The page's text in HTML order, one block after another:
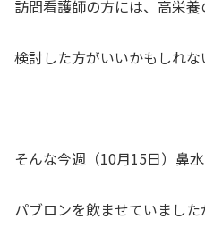
訪問看護師の方には、高栄
検討した方がいいかもしれな
そんな今週（10月15日）鼻水
パブロンを飲ませていました